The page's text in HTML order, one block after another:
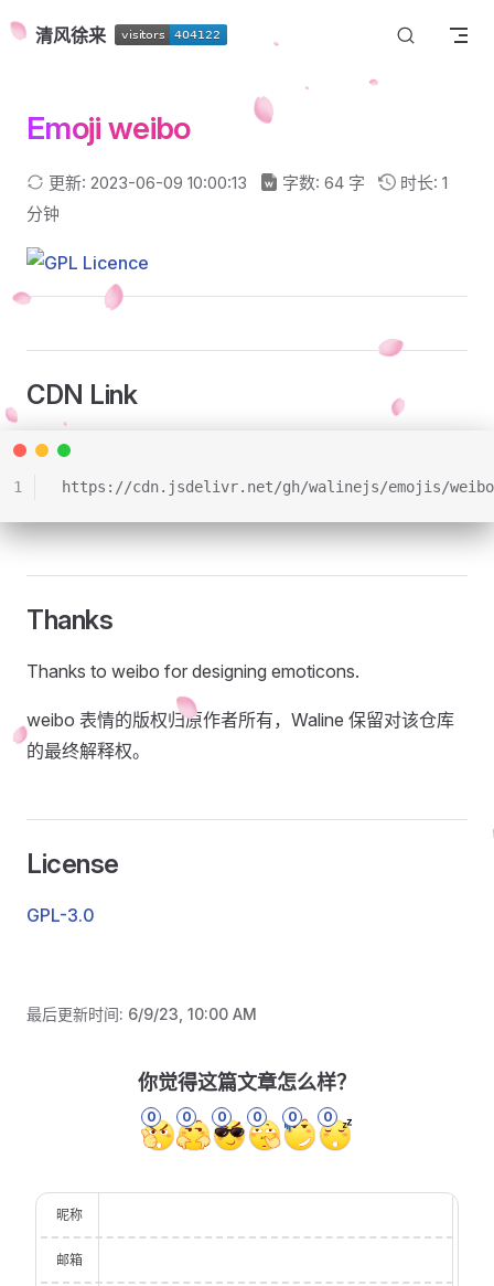
Skip to content
清风徐来
Emoji weibo
更新: 2023-06-09 10:00:13 字数: 64 字
时长: 1
分钟
CDN Link
https://cdn.jsdelivr.net/gh/walinejs/emojis/weibo
1
Thanks
Thanks to weibo for designing emoticons.
weibo 表情的版权归原作者所有，Waline 保留对该仓库
的最终解释权。
License
GPL-3.0
最后更新时间: 6/9/23, 10:00 AM
你觉得这篇文章怎么样？
0 0 0 0 0 0
昵称
邮箱